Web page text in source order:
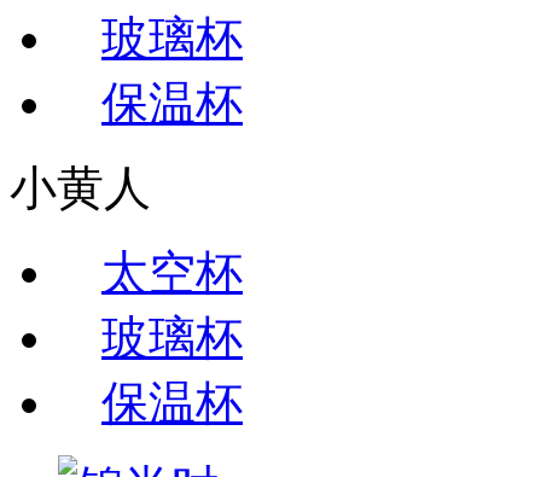
玻璃杯
保温杯
小黄人
太空杯
玻璃杯
保温杯